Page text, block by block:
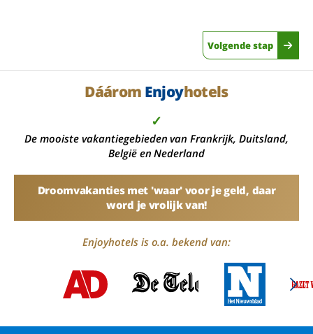
Volgende stap
Dáárom Enjoyhotels
✓
De mooiste vakantiegebieden van Frankrijk, Duitsland,
België en Nederland
Droomvakanties met 'waar' voor je geld, daar
word je vrolijk van!
Enjoyhotels is o.a. bekend van: